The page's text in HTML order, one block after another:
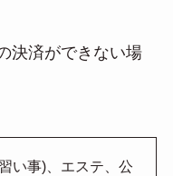
決済ができない場
い事)、エステ、公